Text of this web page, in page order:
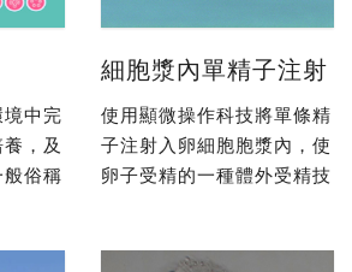
中完
，及
俗稱
細胞漿內單精子注射
使用顯微操作科技將單條精
子注射入卵細胞胞漿內，使
卵子受精的一種體外受精技